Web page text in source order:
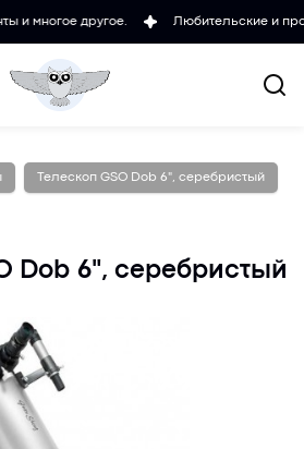
другое. Любительские и
Телескоп GSO Dob 6", серебристый
Dob 6", серебристый